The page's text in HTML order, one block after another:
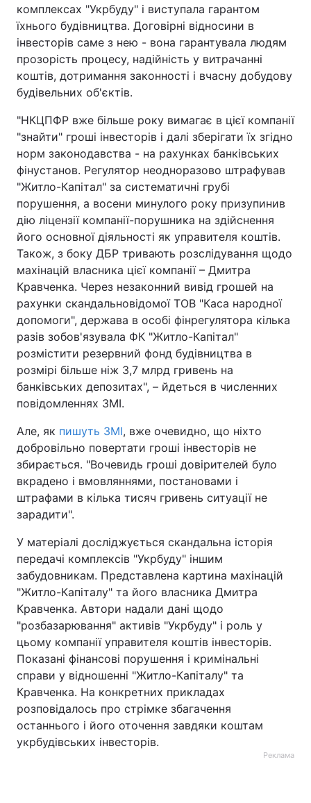
комплексах "Укрбуду" і виступала гарантом
їхнього будівництва. Договірні відносини в
інвесторів саме з нею - вона гарантувала людям
прозорість процесу, надійність у витрачанні
коштів, дотримання законності і вчасну добудову
будівельних об'єктів.
"НКЦПФР вже більше року вимагає в цієї компанії
"знайти" гроші інвесторів і далі зберігати їх згідно
норм законодавства - на рахунках банківських
фінустанов. Регулятор неодноразово штрафував
"Житло-Капітал" за систематичні грубі
порушення, а восени минулого року призупинив
дію ліцензії компанії-порушника на здійснення
його основної діяльності як управителя коштів.
Також, з боку ДБР тривають розслідування щодо
махінацій власника цієї компанії – Дмитра
Кравченка. Через незаконний вивід грошей на
рахунки скандальновідомої ТОВ "Каса народної
допомоги", держава в особі фінрегулятора кілька
разів зобов'язувала ФК "Житло-Капітал"
розмістити резервний фонд будівництва в
розмірі більше ніж 3,7 млрд гривень на
банківських депозитах", – йдеться в численних
повідомленнях ЗМІ.
Але, як пишуть ЗМІ, вже очевидно, що ніхто
добровільно повертати гроші інвесторів не
збирається. "Вочевидь гроші довірителей було
вкрадено і вмовляннями, постановами і
штрафами в кілька тисяч гривень ситуації не
зарадити".
У матеріалі досліджується скандальна історія
передачі комплексів "Укрбуду" іншим
забудовникам. Представлена картина махінацій
"Житло-Капіталу" та його власника Дмитра
Кравченка. Автори надали дані щодо
"розбазарювання" активів "Укрбуду" і роль у
цьому компанії управителя коштів інвесторів.
Показані фінансові порушення і кримінальні
справи у відношенні "Житло-Капіталу" та
Кравченка. На конкретних прикладах
розповідалось про стрімке збагачення
останнього і його оточення завдяки коштам
укрбудівських інвесторів.
Реклама